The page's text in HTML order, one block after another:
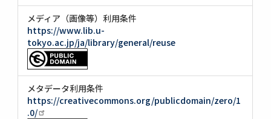
メディア（画像等）利用条件
https://www.lib.u-
tokyo.ac.jp/ja/library/general/reuse
メタデータ利用条件
https://creativecommons.org/publicdomain/zero/1
.0/